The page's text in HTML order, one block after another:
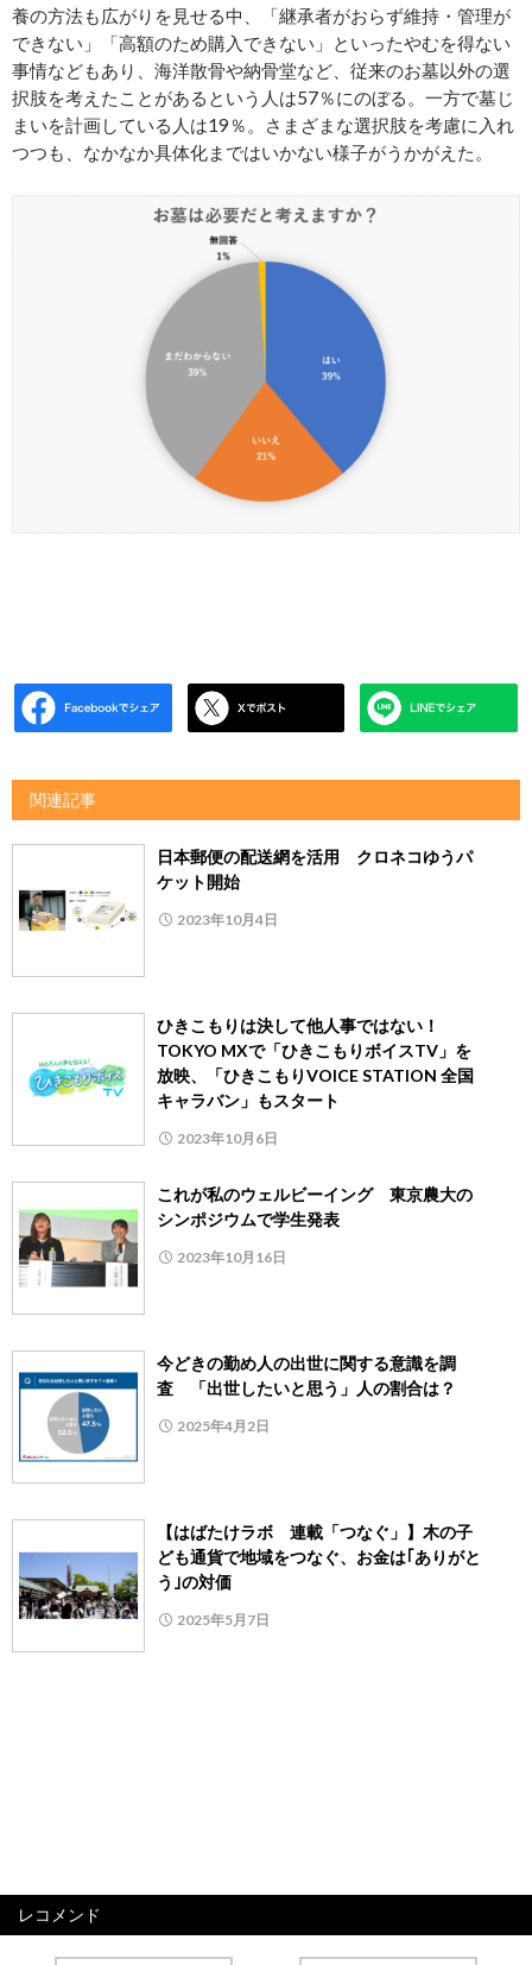
養の方法も広がりを見せる中、「継承者がおらず維持・管理が
できない」「高額のため購入できない」といったやむを得ない
事情などもあり、海洋散骨や納骨堂など、従来のお墓以外の選
択肢を考えたことがあるという人は57％にのぼる。一方で墓じ
まいを計画している人は19％。さまざまな選択肢を考慮に入れ
つつも、なかなか具体化まではいかない様子がうかがえた。
関連記事
日本郵便の配送網を活用 クロネコゆうパ
ケット開始
2023年10月4日
ひきこもりは決して他人事ではない！
TOKYO MXで「ひきこもりボイスTV」を
放映、「ひきこもりVOICE STATION 全国
キャラバン」もスタート
2023年10月6日
これが私のウェルビーイング 東京農大の
シンポジウムで学生発表
2023年10月16日
今どきの勤め人の出世に関する意識を調
査 「出世したいと思う」人の割合は？
2025年4月2日
【はばたけラボ 連載「つなぐ」】木の子
ども通貨で地域をつなぐ、お金は｢ありがと
う｣の対価
2025年5月7日
レコメンド